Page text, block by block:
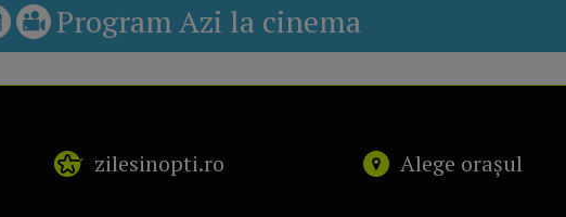
Program Azi la cinema
zilesinopti.ro Alege orașul